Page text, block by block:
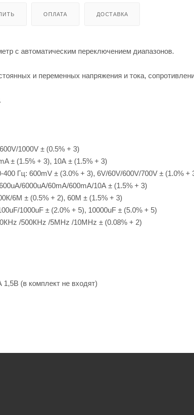
ОПЛАТА ДОСТАВКА
с автоматическим переключением диапазонов.
и переменных напряжения и тока,
1000V ± (0.5% + 3)
± (1.5% + 3), 10А ± (1.5% + 3)
Гц: 600mV ± (3.0% + 3), 6V/60V/600V/700V ± (1.0% +
6000uA/60mA/600mA/10А ± (1.5% + 3)
6М ± (0.5% + 2), 60М ± (1.5% + 3)
1000uF ± (2.0% + 5), 10000uF ± (5.0% + 5)
/500КHz /5МHz /10МHz ± (0.08% + 2)
(в комплект не входят)